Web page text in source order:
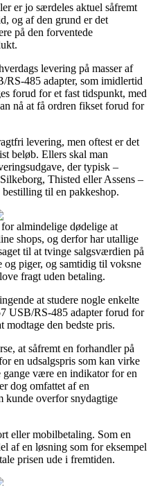
er jo særdeles aktuel såfremt
og af den grund er det
på den forventede
levering på masser af
485 adapter, som imidlertid
forud for et fast tidspunkt, med
nå at få ordren fikset forud for
levering, men oftest er det
beløb. Ellers skal man
der typisk –
Thisted eller Assens –
til en pakkeshop.
almindelige dødelige at
shops, og derfor har utallige
til at tvinge salgsværdien på
piger, og samtidig til voksne
fragt uden betaling.
at studere nogle enkelte
USB/RS-485 adapter forud for
modtage den bedste pris.
at såfremt en forhandler på
en udsalgspris som kan virke
gange være en indikator for en
dog omfattet af en
kunde overfor snydagtige
eller mobilbetaling. Som en
af en løsning som for eksempel
prisen ude i fremtiden.